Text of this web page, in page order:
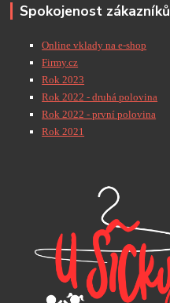
Spokojenost zákazníků
Online vklady na e-shop
Firmy.cz
Rok 2023
Rok 2022 - druhá polovina
Rok 2022 - první polovina
Rok 2021